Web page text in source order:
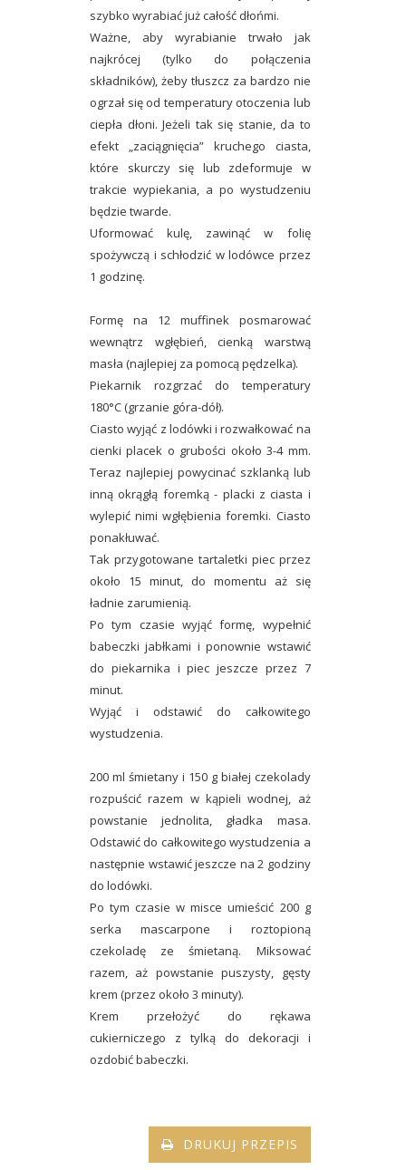
szybko wyrabiać już całość dłońmi.
Ważne, aby wyrabianie trwało jak
najkrócej (tylko do połączenia
składników), żeby tłuszcz za bardzo nie
ogrzał się od temperatury otoczenia lub
ciepła dłoni. Jeżeli tak się stanie, da to
efekt „zaciągnięcia” kruchego ciasta,
które skurczy się lub zdeformuje w
trakcie wypiekania, a po wystudzeniu
będzie twarde.
Uformować kulę, zawinąć w folię
spożywczą i schłodzić w lodówce przez
1 godzinę.
Formę na 12 muffinek posmarować
wewnątrz wgłębień, cienką warstwą
masła (najlepiej za pomocą pędzelka).
Piekarnik rozgrzać do temperatury
180°C (grzanie góra-dół).
Ciasto wyjąć z lodówki i rozwałkować na
cienki placek o grubości około 3-4 mm.
Teraz najlepiej powycinać szklanką lub
inną okrągłą foremką - placki z ciasta i
wylepić nimi wgłębienia foremki. Ciasto
ponakłuwać.
Tak przygotowane tartaletki piec przez
około 15 minut, do momentu aż się
ładnie zarumienią.
Po tym czasie wyjąć formę, wypełnić
babeczki jabłkami i ponownie wstawić
do piekarnika i piec jeszcze przez 7
minut.
Wyjąć i odstawić do całkowitego
wystudzenia.
200 ml śmietany i 150 g białej czekolady
rozpuścić razem w kąpieli wodnej, aż
powstanie jednolita, gładka masa.
Odstawić do całkowitego wystudzenia a
następnie wstawić jeszcze na 2 godziny
do lodówki.
Po tym czasie w misce umieścić 200 g
serka mascarpone i roztopioną
czekoladę ze śmietaną. Miksować
razem, aż powstanie puszysty, gęsty
krem (przez około 3 minuty).
Krem przełożyć do rękawa
cukierniczego z tylką do dekoracji i
ozdobić babeczki.
DRUKUJ PRZEPIS